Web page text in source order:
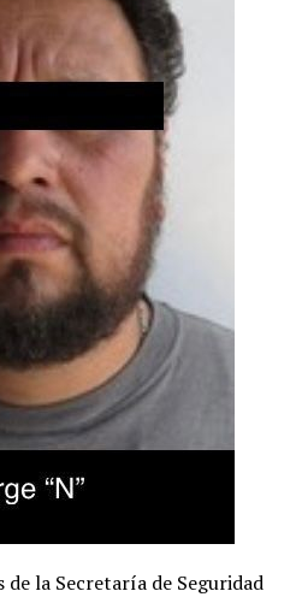
la Secretaría de Seguridad